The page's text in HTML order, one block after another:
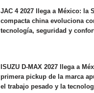
JAC 4 2027 llega a México: la
compacta china evoluciona
tecnología, seguridad y
ISUZU D-MAX 2027 llega a
primera pickup de la marca
el trabajo pesado y la